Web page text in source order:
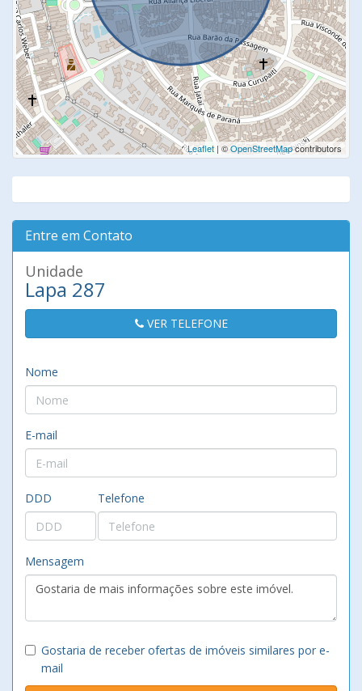
Leaflet | ©OpenStreetMapcontributors
Entre em Contato
Unidade
Lapa 287
VER TELEFONE
Nome
E-mail
DDD Telefone
Mensagem
Gostaria de receber ofertas de imóveis similares por e-
mail